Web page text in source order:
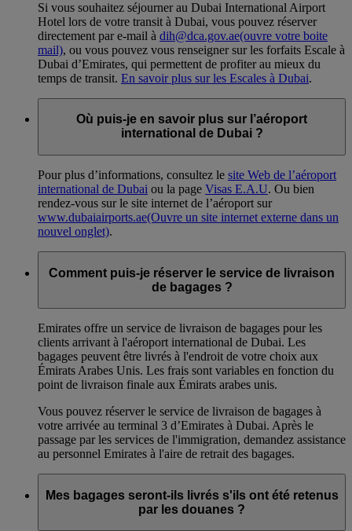
Si vous souhaitez séjourner au Dubai International Airport
Hotel lors de votre transit à Dubai, vous pouvez réserver
directement par e-mail à dih@dca.gov.ae(ouvre votre boite
mail), ou vous pouvez vous renseigner sur les forfaits Escale à
Dubai d’Emirates, qui permettent de profiter au mieux du
temps de transit. En savoir plus sur les Escales à Dubai.
Où puis-je en savoir plus sur l’aéroport
international de Dubai ?
Pour plus d’informations, consultez le site Web de l’aéroport
international de Dubai ou la page Visas E.A.U. Ou bien
rendez-vous sur le site internet de l’aéroport sur
www.dubaiairports.ae(Ouvre un site internet externe dans un
nouvel onglet).
Comment puis-je réserver le service de livraison
de bagages ?
Emirates offre un service de livraison de bagages pour les
clients arrivant à l'aéroport international de Dubai. Les
bagages peuvent être livrés à l'endroit de votre choix aux
Émirats Arabes Unis. Les frais sont variables en fonction du
point de livraison finale aux Émirats arabes unis.
Vous pouvez réserver le service de livraison de bagages à
votre arrivée au terminal 3 d’Emirates à Dubai. Après le
passage par les services de l'immigration, demandez assistance
au personnel Emirates à l'aire de retrait des bagages.
Mes bagages seront-ils livrés s'ils ont été retenus
par les douanes ?